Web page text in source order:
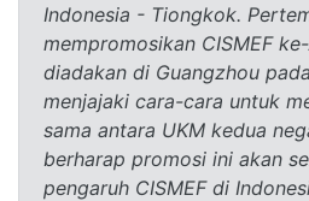
Indonesia - Tiongkok.
mempromosikan CISMEF
diadakan di Guangzhou
menjajaki cara-cara untuk
sama antara UKM kedua
berharap promosi ini akan
pengaruh CISMEF di